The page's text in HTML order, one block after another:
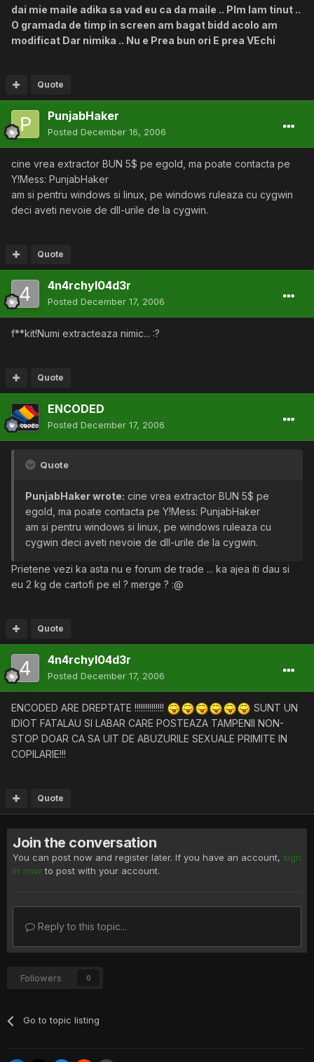
dai mie maile adika sa vad eu ca da maile .. Plm lam tinut ..
O gramada de timp in screen am bagat bidd acolo am
modificat Dar nimika .. Nu e Prea bun ori E prea VEchi
Quote
PunjabHaker
Posted December 16, 2006
cine vrea extractor BUN 5$ pe egold, ma poate contacta pe
Y!Mess: PunjabHaker
am si pentru windows si linux, pe windows ruleaza cu cygwin
deci aveti nevoie de dll-urile de la cygwin.
Quote
4n4rchyl04d3r
Posted December 17, 2006
f**kit!Numi extracteaza nimic... :?
Quote
ENCODED
Posted December 17, 2006
Quote
PunjabHaker wrote: cine vrea extractor BUN 5$ pe
egold, ma poate contacta pe Y!Mess: PunjabHaker
am si pentru windows si linux, pe windows ruleaza cu
cygwin deci aveti nevoie de dll-urile de la cygwin.
Prietene vezi ka asta nu e forum de trade ... ka ajea iti dau si
eu 2 kg de cartofi pe el ? merge ? :@
Quote
4n4rchyl04d3r
Posted December 17, 2006
ENCODED ARE DREPTATE !!!!!!!!!!!!!!
SUNT UN
IDIOT FATALAU SI LABAR CARE POSTEAZA TAMPENII NON-
STOP DOAR CA SA UIT DE ABUZURILE SEXUALE PRIMITE IN
COPILARIE!!!
Quote
Join the conversation
You can post now and register later. If you have an account, sign
in now to post with your account.
Reply to this topic...
Followers 0
Go to topic listing